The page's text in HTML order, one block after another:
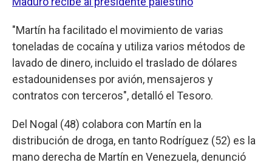
"Martín ha facilitado el movimiento de varias
toneladas de cocaína y utiliza varios métodos de
lavado de dinero, incluido el traslado de dólares
estadounidenses por avión, mensajeros y
contratos con terceros", detalló el Tesoro.
Del Nogal (48) colabora con Martín en la
distribución de droga, en tanto Rodríguez (52) es la
mano derecha de Martín en Venezuela, denunció